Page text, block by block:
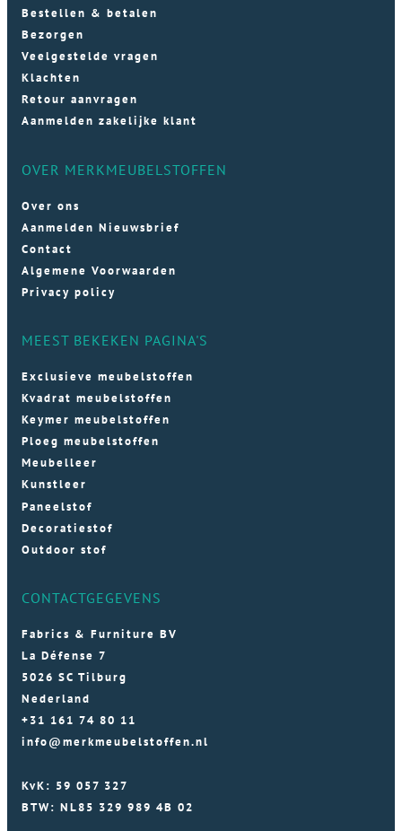
Bestellen & betalen
Bezorgen
Veelgestelde vragen
Klachten
Retour aanvragen
Aanmelden zakelijke klant
OVER MERKMEUBELSTOFFEN
Over ons
Aanmelden Nieuwsbrief
Contact
Algemene Voorwaarden
Privacy policy
MEEST BEKEKEN PAGINA'S
Exclusieve meubelstoffen
Kvadrat meubelstoffen
Keymer meubelstoffen
Ploeg meubelstoffen
Meubelleer
Kunstleer
Paneelstof
Decoratiestof
Outdoor stof
CONTACTGEGEVENS
Fabrics & Furniture BV
La Défense 7
5026 SC Tilburg
Nederland
+31 161 74 80 11
info@merkmeubelstoffen.nl
KvK: 59 057 327
BTW: NL85 329 989 4B 02